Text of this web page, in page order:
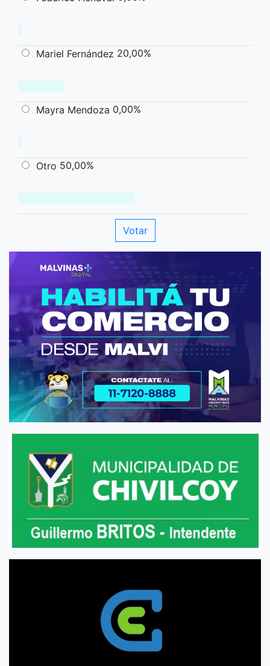
Mariel Fernández 20,00%
Mayra Mendoza 0,00%
Otro 50,00%